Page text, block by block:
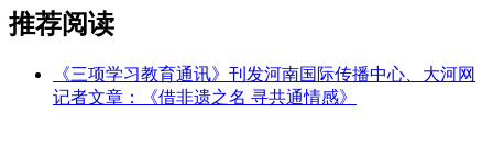
推荐阅读
《三项学习教育通讯》刊发河南国际传播中心、大河网
记者文章：《借非遗之名 寻共通情感》